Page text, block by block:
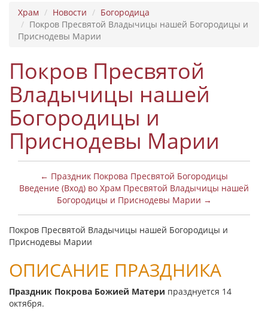
Храм Новости
Богородица
Покров Пресвятой Владычицы нашей Богородицы и
Приснодевы Марии
Покров Пресвятой
Владычицы нашей
Богородицы и
Приснодевы Марии
← Праздник Покрова Пресвятой Богородицы
Введение (Вход) во Храм Пресвятой Владычицы нашей
Богородицы и Приснодевы Марии →
Покров Пресвятой Владычицы нашей Богородицы и
Приснодевы Марии
ОПИСАНИЕ ПРАЗДНИКА
Праздник Покрова Божией Матери празднуется 14
октября.